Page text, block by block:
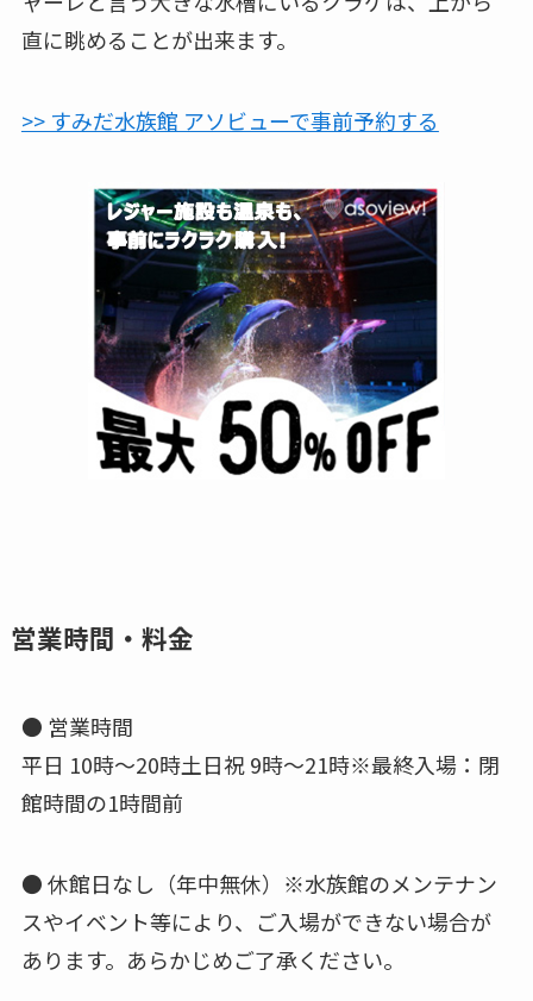
直に眺めることが出来ます。
>> すみだ水族館 アソビューで事前予約する
営業時間・料金
● 営業時間
平日 10時～20時土日祝 9時～21時※最終入場：閉
館時間の1時間前
● 休館日なし（年中無休）※水族館のメンテナン
スやイベント等により、ご入場ができない場合が
あります。あらかじめご了承ください。